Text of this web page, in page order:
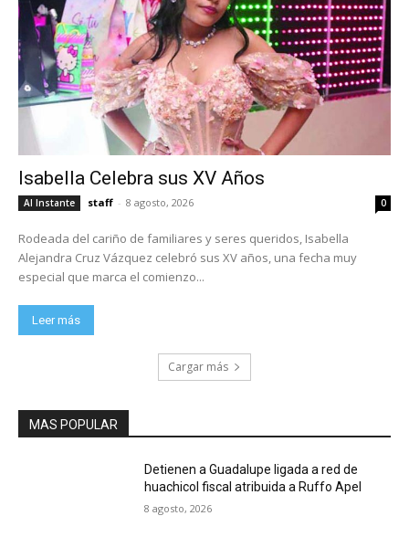
Isabella Celebra sus XV Años
Al Instante staff - 8 agosto, 2026 0
Rodeada del cariño de familiares y seres queridos, Isabella
Alejandra Cruz Vázquez celebró sus XV años, una fecha muy
especial que marca el comienzo...
Leer más
Cargar más
MAS POPULAR
Detienen a Guadalupe ligada a red de
huachicol fiscal atribuida a Ruffo Apel
8 agosto, 2026